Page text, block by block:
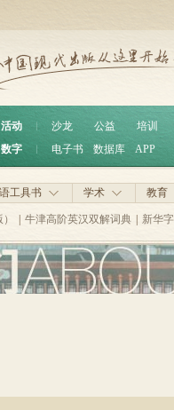
活动 沙龙 公益
培训
数字
电子书 数据库 APP
工具书 学术 教育
牛津高阶英汉双解词典 新华